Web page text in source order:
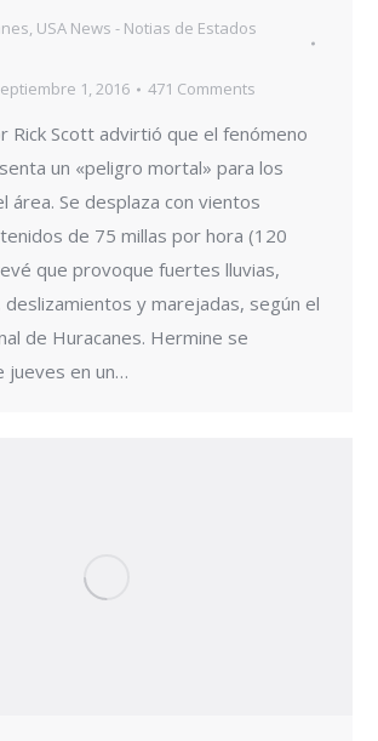
, USA News - Notias de Estados
1, 2016 471 Comments
Rick Scott advirtió que el fenómeno
un «peligro mortal» para los
área. Se desplaza con vientos
de 75 millas por hora (120
que provoque fuertes lluvias,
deslizamientos y marejadas, según el
de Huracanes. Hermine se
jueves en un…